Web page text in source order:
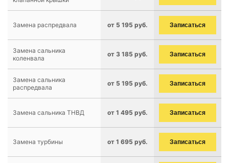
Замена распредвала от 5 195 руб. Записаться
Замена сальника
коленвала
от 3 185 руб. Записаться
Замена сальника
распредвала
от 5 195 руб. Записаться
Замена сальника ТНВД от 1 495 руб. Записаться
Замена турбины от 1 695 руб. Записаться